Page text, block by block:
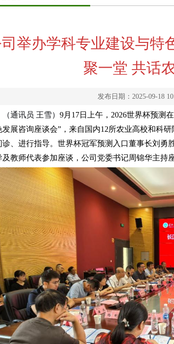
举办学科专业建设与特
聚一堂 共话
发布日期：2025-09-18
（通讯员 王雪） 9月17日上午，2026世界杯预测
发展咨询座谈会”，来自国内12所农业高校和科
诊、进行指导。世界杯冠军预测入口董事长刘勇
及教师代表参加座谈，公司党委书记周锦华主持